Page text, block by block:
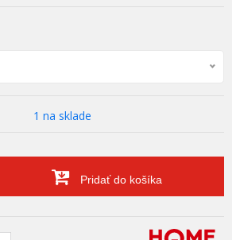
1 na sklade
Pridať do košíka